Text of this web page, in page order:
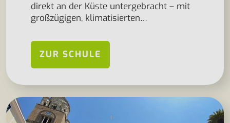
direkt an der Küste untergebracht – mit
großzügigen, klimatisierten…
ZUR SCHULE